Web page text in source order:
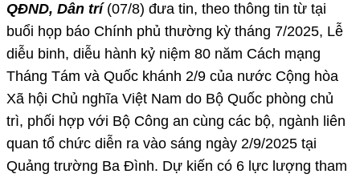
QĐND, Dân trí(07/8) đưa tin, theo thông tin từ tại
buổi họp báo Chính phủ thường kỳ tháng 7/2025, Lễ
diễu binh, diễu hành kỷ niệm 80 năm Cách mạng
Tháng Tám và Quốc khánh 2/9 của nước Cộng hòa
Xã hội Chủ nghĩa Việt Nam do Bộ Quốc phòng chủ
trì, phối hợp với Bộ Công an cùng các bộ, ngành liên
quan tổ chức diễn ra vào sáng ngày 2/9/2025 tại
Quảng trường Ba Đình. Dự kiến có 6 lực lượng tham